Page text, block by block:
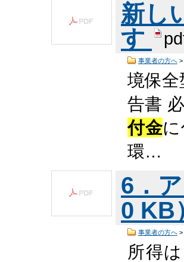
新し
す
事業者の方へ>
境保
告書
付金に
環…
6．
0
事業者の方へ>
所得